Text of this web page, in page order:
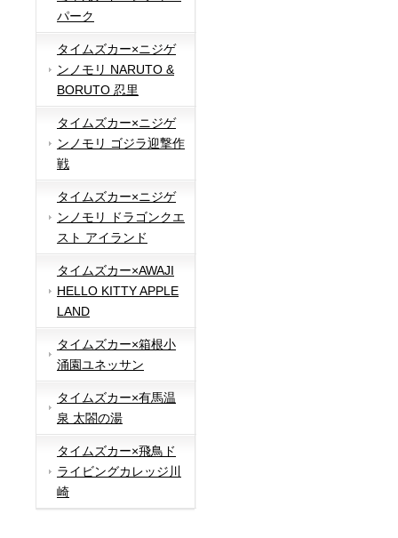
パーク
タイムズカー×ニジゲ
ンノモリ NARUTO &
BORUTO 忍里
タイムズカー×ニジゲ
ンノモリ ゴジラ迎撃作
戦
タイムズカー×ニジゲ
ンノモリ ドラゴンクエ
スト アイランド
タイムズカー×AWAJI
HELLO KITTY APPLE
LAND
タイムズカー×箱根小
涌園ユネッサン
タイムズカー×有馬温
泉 太閤の湯
タイムズカー×飛鳥ド
ライビングカレッジ川
崎